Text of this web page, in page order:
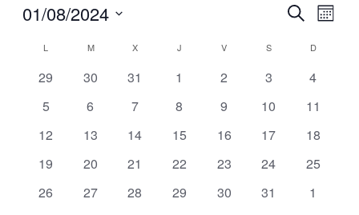
de
vistas
de
Buscar
Mes
01/08/2024
fecha.Calendario
de
Eventos
L MMARTES XMIÉRCOLES
J V SSÁBADO D
0
29
0
30
0
31
0
1
0
2
0
3
0
4
0
5
0
6
0
7
0
8
0
9
0
10
0
11
0
12
0
13
0
14
0
15
0
16
0
17
0
18
0
19
0
20
0
21
0
22
0
23
0
24
0
25
0
26
0
27
0
28
0
29
0
30
0
31
0
1